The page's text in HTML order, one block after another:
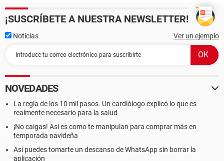
¡SUSCRÍBETE A NUESTRA NEWSLETTER!
Noticias Ver un ejemplo
NOVEDADES
La regla de los 10 mil pasos. Un cardiólogo explicó lo que es
realmente necesario para la salud
¡No caigas! Así es como te manipulan para comprar más en
temporada navideña
Así puedes tomarte un descanso de WhatsApp sin borrar la
aplicación